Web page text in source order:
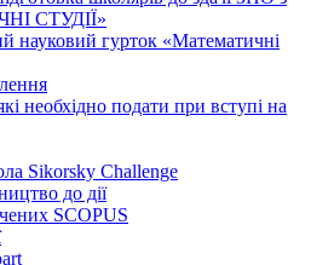
СТУДІЇ»
науковий гурток «Математичні
необхідно подати при вступі на
Sikorsky Challenge
до дії
SCOPUS